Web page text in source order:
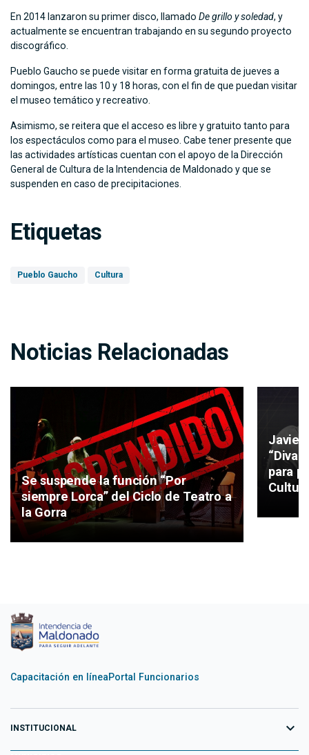
En 2014 lanzaron su primer disco, llamado De grillo y soledad, y
actualmente se encuentran trabajando en su segundo proyecto
discográfico.
Pueblo Gaucho se puede visitar en forma gratuita de jueves a
domingos, entre las 10 y 18 horas, con el fin de que puedan visitar
el museo temático y recreativo.
Asimismo, se reitera que el acceso es libre y gratuito tanto para
los espectáculos como para el museo. Cabe tener presente que
las actividades artísticas cuentan con el apoyo de la Dirección
General de Cultura de la Intendencia de Maldonado y que se
suspenden en caso de precipitaciones.
Etiquetas
Pueblo Gaucho Cultura
Noticias Relacionadas
Se suspende la función “Por
siempre Lorca” del Ciclo de Teatro a
la Gorra
Javier
para
Capacitación en líneaPortal Funcionarios
INSTITUCIONAL expand_more